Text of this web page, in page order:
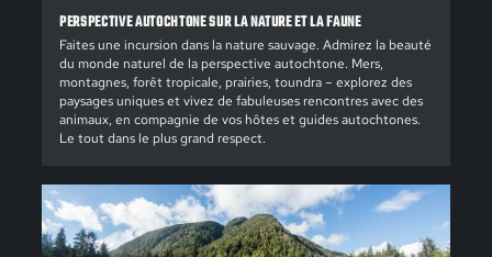
PERSPECTIVE AUTOCHTONE SUR LA NATURE ET LA FAUNE
Faites une incursion dans la nature sauvage. Admirez la beauté
du monde naturel de la perspective autochtone. Mers,
montagnes, forêt tropicale, prairies, toundra – explorez des
paysages uniques et vivez de fabuleuses rencontres avec des
animaux, en compagnie de vos hôtes et guides autochtones.
Le tout dans le plus grand respect.